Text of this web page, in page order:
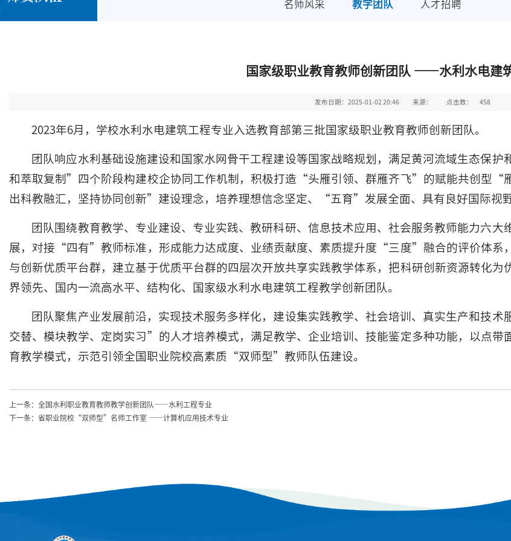
名师风采 教学团队 人才招聘
国家级职业教育教师创新团队 ——水利水电建
发布日期：2025-01-02 20:46 来源： 点击数： 458
2023年6月，学校水利水电建筑工程专业入选教育部第三批国家级职业教育教师创新团队。
团队响应水利基础设施建设和国家水网骨干工程建设等国家战略规划，满足黄河流域生态保
和萃取复制”四个阶段构建校企协同工作机制，积极打造“头雁引领、群雁齐飞”的赋能共创型“
出科教融汇，坚持协同创新”建设理念，培养理想信念坚定、“五育”发展全面、具有良好国际视
团队围绕教育教学、专业建设、专业实践、教研科研、信息技术应用、社会服务教师能力六
展，对接“四有”教师标准，形成能力达成度、业绩贡献度、素质提升度“三度”融合的评价体系
与创新优质平台群，建立基于优质平台群的四层次开放共享实践教学体系，把科研创新资源转化
界领先、国内一流高水平、结构化、国家级水利水电建筑工程教学创新团队。
团队聚焦产业发展前沿，实现技术服务多样化，建设集实践教学、社会培训、真实生产和技
交替、模块教学、定岗实习”的人才培养模式，满足教学、企业培训、技能鉴定多种功能，以点带
育教学模式，示范引领全国职业院校高素质“双师型”教师队伍建设。
上一条： 全国水利职业教育教师教学创新团队——水利工程专业
下一条： 省职业院校“双师型”名师工作室 ——计算机应用技术专业